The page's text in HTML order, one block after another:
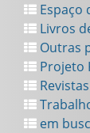
Espaço
Livros
Outras
Projeto
Revistas
em